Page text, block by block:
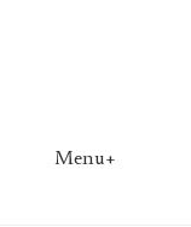
Menu+